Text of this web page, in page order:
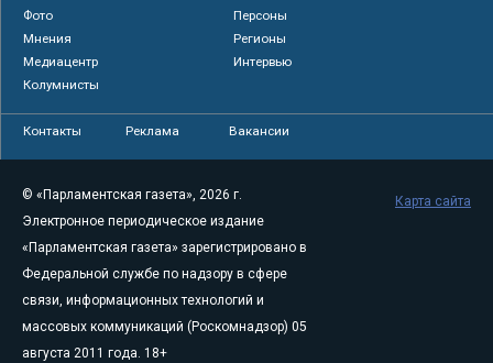
Фото
Персоны
Мнения
Регионы
Медиацентр
Интервью
Колумнисты
Контакты Реклама Вакансии
© «Парламентская газета», 2026 г.
Электронное периодическое издание
«Парламентская газета» зарегистрировано в
Федеральной службе по надзору в сфере
связи, информационных технологий и
массовых коммуникаций (Роскомнадзор) 05
августа 2011 года. 18+
Карта сайта